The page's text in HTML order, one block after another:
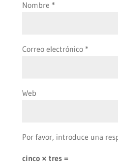
Nombre *
Correo electrónico *
Web
Por favor, introduce una
cinco × tres =